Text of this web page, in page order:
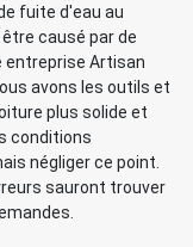
fuite d'eau au
causé par de
entreprise Artisan
avons les outils et
plus solide et
conditions
négliger ce point.
sauront trouver